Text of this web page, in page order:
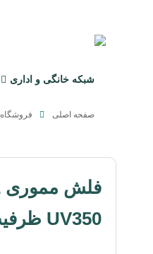
شبکه خانگی و اداری
صفحه اصلی فروشگاه
UV350 ظرفیت 64 گیگابایت